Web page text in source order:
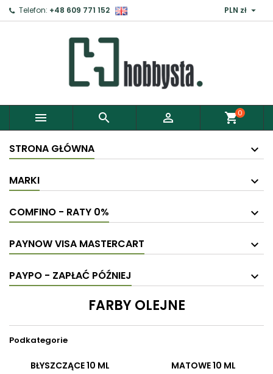
Telefon: +48 609 771 152 PLN zł 
   shopping_cart0
STRONA GŁÓWNA
MARKI
COMFINO - RATY 0%
PAYNOW VISA MASTERCART
PAYPO - ZAPŁAĆ PÓŹNIEJ
FARBY OLEJNE
Podkategorie
BŁYSZCZĄCE 10 ML MATOWE 10 ML
Zaloguj ×
Aby zapisać produkty do Schowka, musisz się
Anuluj Zaloguj